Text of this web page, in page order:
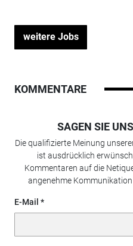
weitere Jobs
KOMMENTARE
SAGEN SIE
Die qualifizierte Meinung
ist ausdrücklich
Kommentaren auf die
angenehme
E-Mail